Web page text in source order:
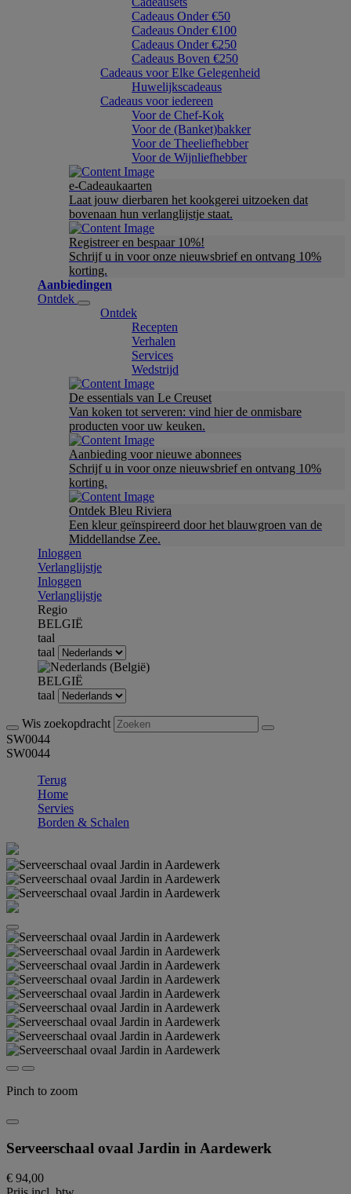
Cadeaus Onder €50
Cadeaus Onder €100
Cadeaus Onder €250
Cadeaus Boven €250
Cadeaus voor Elke Gelegenheid
Huwelijkscadeaus
Cadeaus voor iedereen
Voor de Chef-Kok
Voor de (Banket)bakker
Voor de Theeliefhebber
Voor de Wijnliefhebber
e-Cadeaukaarten
Laat jouw dierbaren het kookgerei uitzoeken dat
bovenaan hun verlanglijstje staat.
Registreer en bespaar 10%!
Schrijf u in voor onze nieuwsbrief en ontvang 10%
korting.
Aanbiedingen
Ontdek
Ontdek
Recepten
Verhalen
Services
Wedstrijd
De essentials van Le Creuset
Van koken tot serveren: vind hier de onmisbare
producten voor uw keuken.
Aanbieding voor nieuwe abonnees
Schrijf u in voor onze nieuwsbrief en ontvang 10%
korting.
Ontdek Bleu Riviera
Een kleur geïnspireerd door het blauwgroen van de
Middellandse Zee.
Inloggen
Verlanglijstje
Inloggen
Verlanglijstje
Regio
BELGIË
taal
taal
BELGIË
taal
Wis zoekopdracht
SW0044
SW0044
Terug
Home
Servies
Borden & Schalen
Pinch to zoom
Serveerschaal ovaal Jardin in Aardewerk
€ 94,00